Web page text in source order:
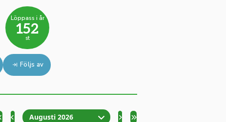
Löppass i år
152
st
Följs av
Augusti 2026